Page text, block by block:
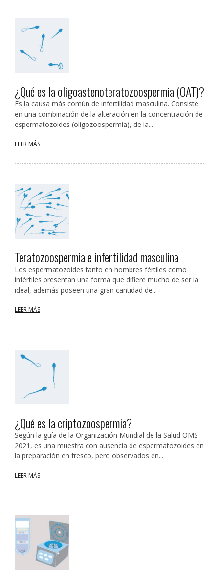
¿Qué es la oligoastenoteratozoospermia (OAT)?
Es la causa más común de infertilidad masculina. Consiste
en una combinación de la alteración en la concentración de
espermatozoides (oligozoospermia), de la...
LEER MÁS
Teratozoospermia e infertilidad masculina
Los espermatozoides tanto en hombres fértiles como
infértiles presentan una forma que difiere mucho de ser la
ideal, además poseen una gran cantidad de...
LEER MÁS
¿Qué es la criptozoospermia?
Según la guía de la Organización Mundial de la Salud OMS
2021, es una muestra con ausencia de espermatozoides en
la preparación en fresco, pero observados en...
LEER MÁS